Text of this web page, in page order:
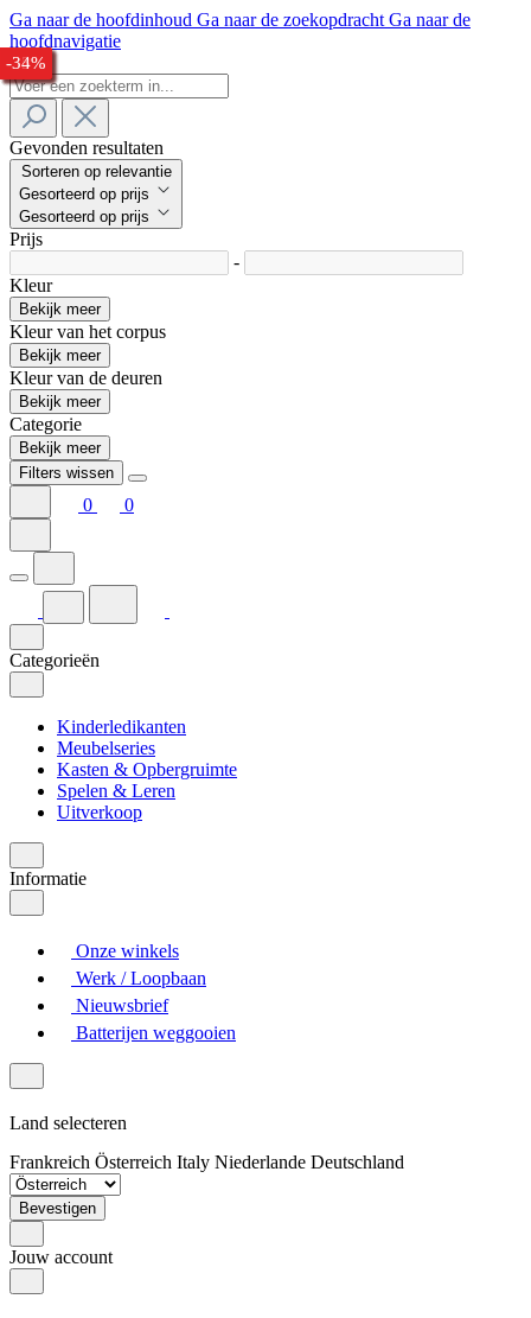
Ga naar de hoofdinhoud Ga naar de zoekopdracht Ga naar de
hoofdnavigatie
Gevonden resultaten
Sorteren op relevantie
Gesorteerd op prijs
Gesorteerd op prijs
Prijs
-
Kleur
Bekijk meer
Kleur van het corpus
Bekijk meer
Kleur van de deuren
Bekijk meer
Categorie
Bekijk meer
Filters wissen
0 0
Categorieën
Kinderledikanten
Meubelseries
Kasten & Opbergruimte
Spelen & Leren
Uitverkoop
Informatie
Onze winkels
Werk / Loopbaan
Nieuwsbrief
Batterijen weggooien
Land selecteren
Frankreich Österreich Italy Niederlande Deutschland
Bevestigen
Jouw account
-33%
-28%
-30%
-24%
-25%
-33%
-28%
-28%
-30%
-33%
-34%